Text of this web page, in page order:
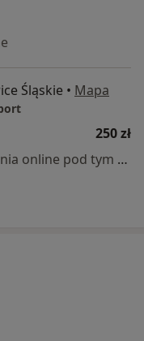
Śląskie • Mapa
250 zł
Specjalista nie oferuje umawiania online pod tym adresem.